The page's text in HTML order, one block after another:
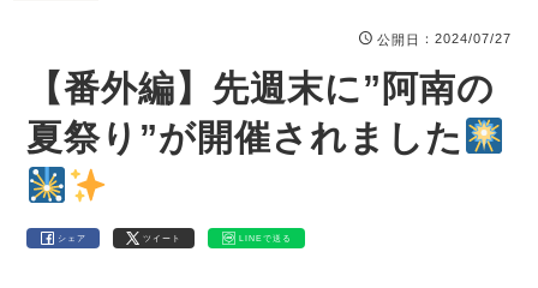
公開日 ：2024/07/27
【番外編】先週末に”阿南の
夏祭り”が開催されました
シェア ツイート LINEで送る